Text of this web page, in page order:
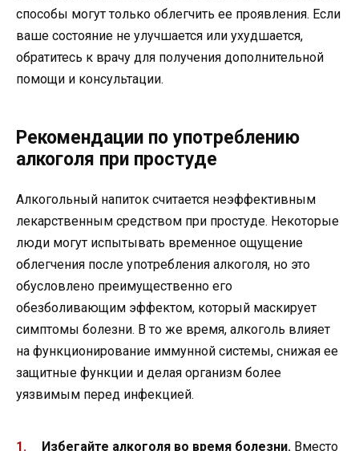
способы могут только облегчить ее проявления. Если
ваше состояние не улучшается или ухудшается,
обратитесь к врачу для получения дополнительной
помощи и консультации.
Рекомендации по употреблению
алкоголя при простуде
Алкогольный напиток считается неэффективным
лекарственным средством при простуде. Некоторые
люди могут испытывать временное ощущение
облегчения после употребления алкоголя, но это
обусловлено преимущественно его
обезболивающим эффектом, который маскирует
симптомы болезни. В то же время, алкоголь влияет
на функционирование иммунной системы, снижая ее
защитные функции и делая организм более
уязвимым перед инфекцией.
Избегайте алкоголя во время болезни. Вместо